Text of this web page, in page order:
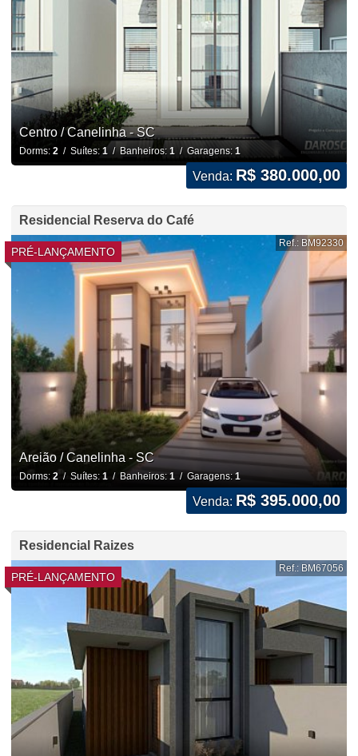
Centro / Canelinha - SC
Dorms: 2/ Suítes: 1/ Banheiros: 1/ Garagens: 1
Venda: R$ 380.000,00
Residencial Reserva do Café
PRÉ-LANÇAMENTO
Ref.: BM92330
Areião / Canelinha - SC
Dorms: 2/ Suítes: 1/ Banheiros: 1/ Garagens:1
Venda: R$ 395.000,00
Residencial Raizes
PRÉ-LANÇAMENTO
Ref.: BM67056